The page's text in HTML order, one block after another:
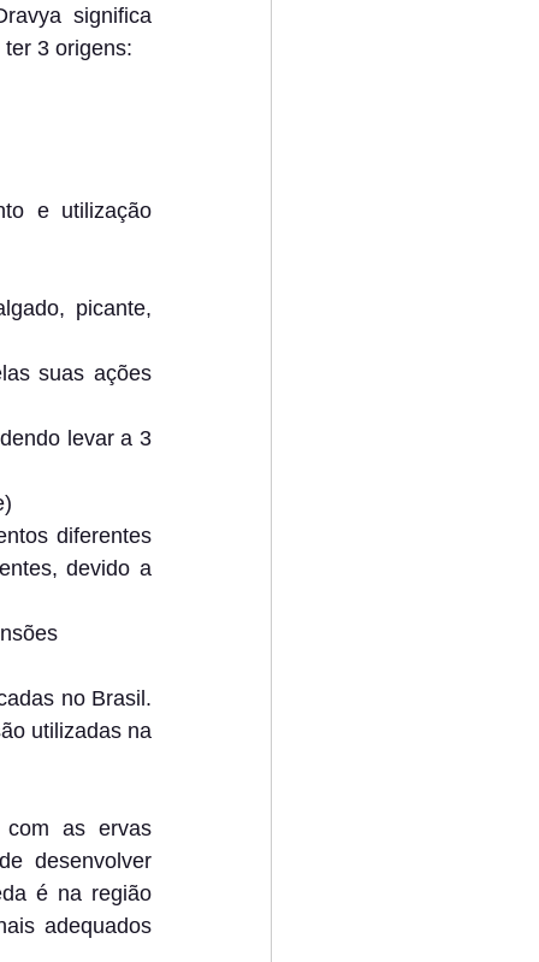
significa
3 origens:
e utilização
picante,
suas ações
levar a 3
diferentes
devido a
no Brasil.
utilizadas na
com as ervas
desenvolver
é na região
adequados